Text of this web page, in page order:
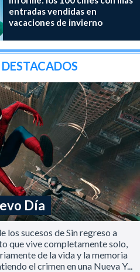
entradas vendidas en
vacaciones de invierno
Día
los sucesos de Sin regreso a
que vive completamente solo,
de la vida y la memoria
el crimen en una Nueva Y...